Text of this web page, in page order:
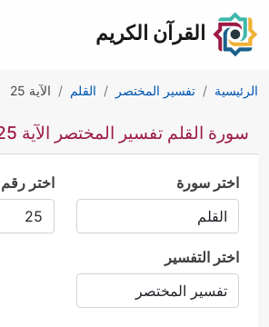
القرآن الكريم
الرئيسية تفسير المختصر القلم الآية 25
سورة القلم تفسير المختصر الآية 25
اختر سورة اختر رقم
اختر التفسير